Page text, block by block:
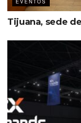
EVENTOS
Tijuana, sede